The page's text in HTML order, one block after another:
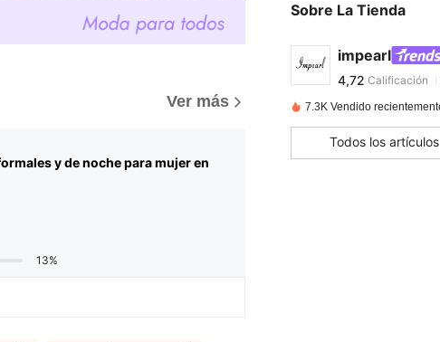
Ver más
y de noche para mujer en
13%
Sobre La Tienda
impearl
4,72
4,72 Calificación
m***1
7.3K Vendido
Todos los artículos